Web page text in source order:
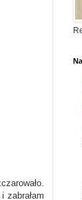
zabrałam